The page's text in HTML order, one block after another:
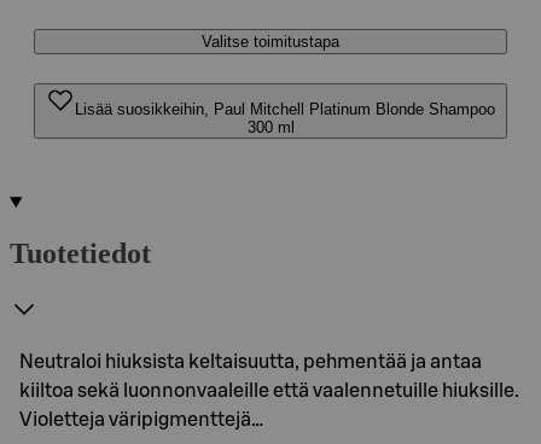
Valitse toimitustapa
Lisää suosikkeihin, Paul Mitchell Platinum Blonde Shampoo
300 ml
Tuotetiedot
Neutraloi hiuksista keltaisuutta, pehmentää ja antaa
kiiltoa sekä luonnonvaaleille että vaalennetuille hiuksille.
Violetteja väripigmenttejä…